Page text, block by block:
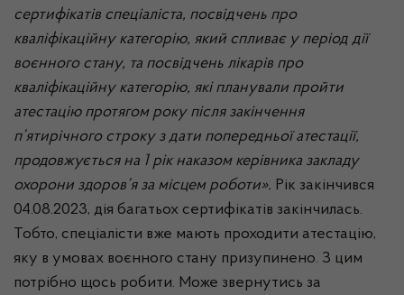
сертифікатів спеціаліста, посвідчень про
кваліфікаційну категорію, який спливає у період дії
воєнного стану, та посвідчень лікарів про
кваліфікаційну категорію, які планували пройти
атестацію протягом року після закінчення
п’ятирічного строку з дати попередньої атестації,
продовжується на 1 рік наказом керівника закладу
охорони здоров’я за місцем роботи». Рік закінчився
04.08.2023, дія багатьох сертифікатів закінчилась.
Тобто, спеціалісти вже мають проходити атестацію,
яку в умовах воєнного стану призупинено. З цим
потрібно щось робити. Може звернутись за